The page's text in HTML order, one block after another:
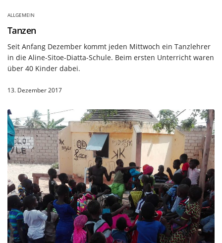
ALLGEMEIN
Tanzen
Seit Anfang Dezember kommt jeden Mittwoch ein Tanzlehrer
in die Aline-Sitoe-Diatta-Schule. Beim ersten Unterricht waren
über 40 Kinder dabei.
13. Dezember 2017